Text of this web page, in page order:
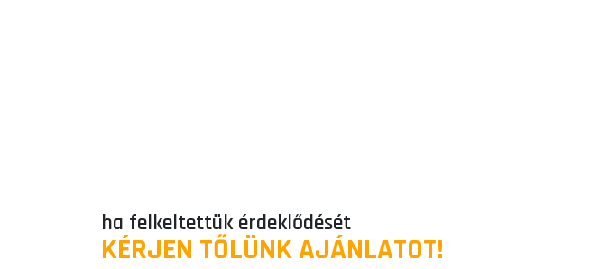
ha felkeltettük érdeklődését
KÉRJEN TŐLÜNK AJÁNLATOT!